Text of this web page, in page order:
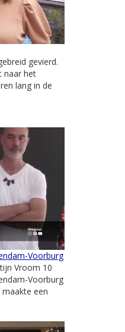
gevierd.
naar het
lang in de
Voorburg
Vroom 10
Voorburg
een